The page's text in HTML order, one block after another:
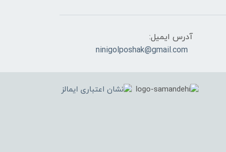
آدرس ایمیل:
ninigolposhak@gmail.com